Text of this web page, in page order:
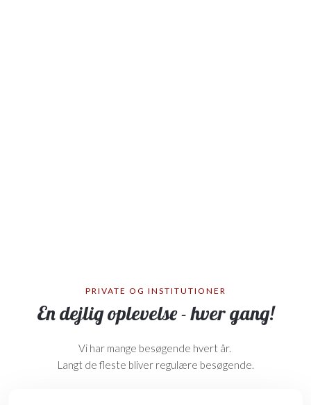
PRIVATE OG INSTITUTIONER
En dejlig oplevelse - hver gang!
Vi har mange besøgende hvert år.
Langt de fleste bliver regulære besøgende.